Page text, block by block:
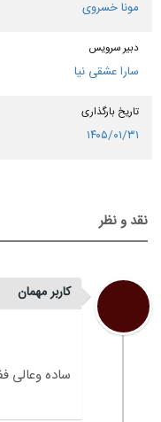
مونا خسروی
دبیر سرویس
سارا عشقی نیا
تاریخ بارگذاری
۱۴۰۵/۰۱/۳۱
نقد و نظر
کاربر مهمان